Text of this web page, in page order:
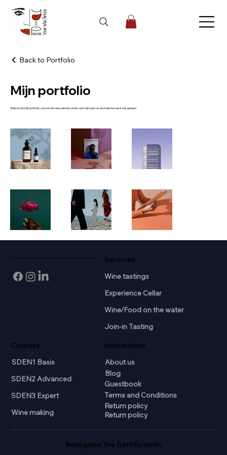
Back to Portfolio
Mijn portfolio
Welkom bij mijn portfolio. Je kunt hier een selectie vinden van mijn werk en de projecten die ik heb gedaan.
Professional wine knowledge and passion for wine in the heart of Breda.
Courses
SDEN1 Basis
SDEN2 Advanced
SDEN3 Expert
Wine making
Services
Wine tastings
Experience Cellar
Wine/Food on the water
Join-in Tasting
Information
About us
Blog
Guestbook
Terms and Conditions
Return policy
Return policy
Recognise the Certification